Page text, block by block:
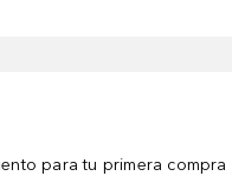
para tu primera compra